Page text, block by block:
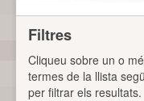
Filtres
Cliqueu sobre un o
termes de la llista
per filtrar els resultats.